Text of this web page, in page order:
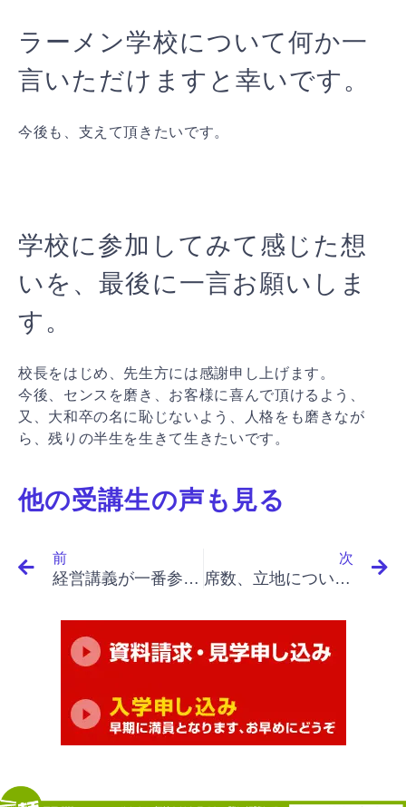
ラーメン学校について何か一
言いただけますと幸いです。
今後も、支えて頂きたいです。
学校に参加してみて感じた想
いを、最後に一言お願いしま
す。
校長をはじめ、先生方には感謝申し上げます。
今後、センスを磨き、お客様に喜んで頂けるよう、
又、大和卒の名に恥じないよう、人格をも磨きなが
ら、残りの半生を生きて生きたいです。
他の受講生の声も見る
前
経営講義が一番参考になりました。人生に対しての考えが変わりました。
次
席数、立地についてや採算計算・上質な商品とはを真剣に考えました